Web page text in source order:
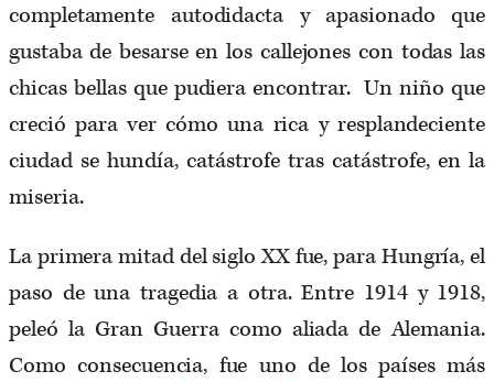
completamente autodidacta y apasionado que
gustaba de besarse en los callejones con todas las
chicas bellas que pudiera encontrar. Un niño que
creció para ver cómo una rica y resplandeciente
ciudad se hundía, catástrofe tras catástrofe, en la
miseria.
La primera mitad del siglo XX fue, para Hungría, el
paso de una tragedia a otra. Entre 1914 y 1918,
peleó la Gran Guerra como aliada de Alemania.
Como consecuencia, fue uno de los países más